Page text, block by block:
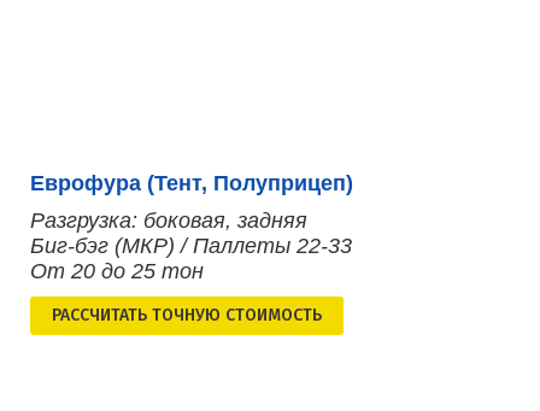
Еврофура (Тент, Полуприцеп)
Разгрузка: боковая, задняя
Биг-бэг (МКР) / Паллеты 22-33
От 20 до 25 тон
РАСCЧИТАТЬ ТОЧНУЮ СТОИМОСТЬ